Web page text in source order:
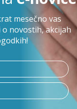
mesečno vas
novostih, akcijah